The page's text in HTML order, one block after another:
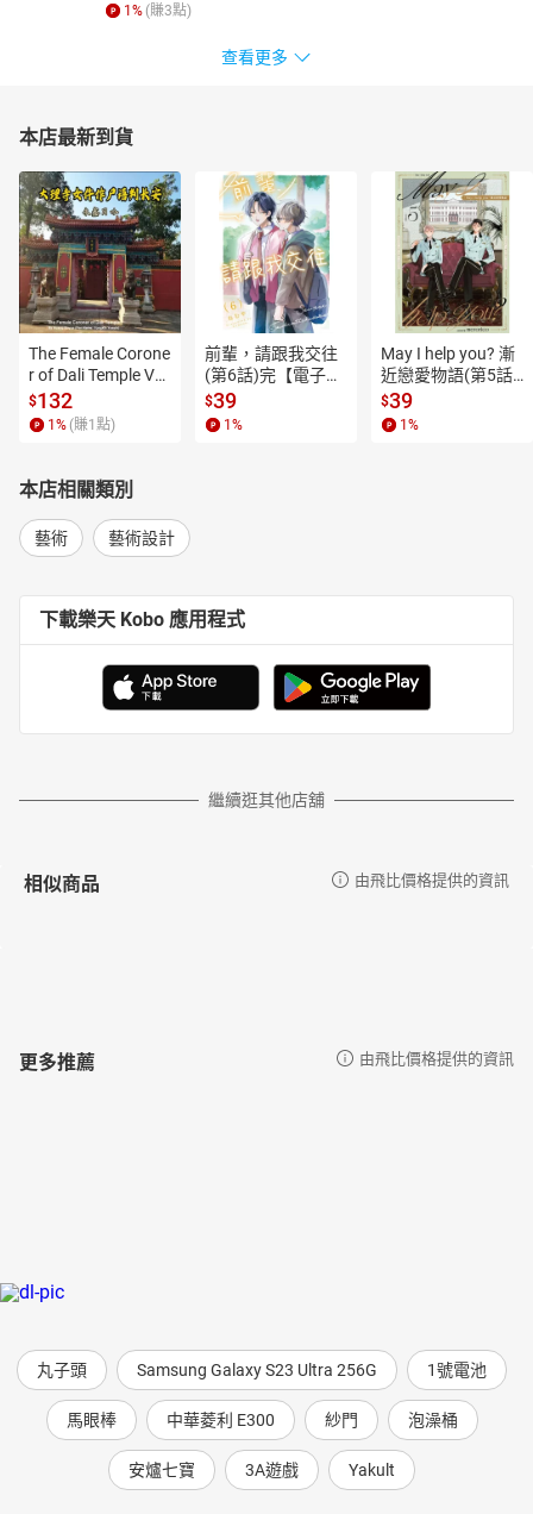
1 % (賺3點)
查看更多
本店最新到貨
The Female Corone
r of Dali Temple Vo
l.6【有聲書】
$132
1 % (賺1 點)
前輩，請跟我交往
(第6話)完【電子
書】
$39
1 %
May I help you? 漸
近戀愛物語(第5話)
【電子書】
$39
1 %
本店相關類別
藝術 藝術設計
下載樂天 Kobo 應用程式
繼續逛其他店舖
相似商品 由飛比價格提供的資訊
更多推薦 由飛比價格提供的資訊
丸子頭 Samsung Galaxy S23 Ultra 256G 1號電池
馬眼棒 中華菱利 E300 紗門 泡澡桶
安爐七寶 3A遊戲 Yakult